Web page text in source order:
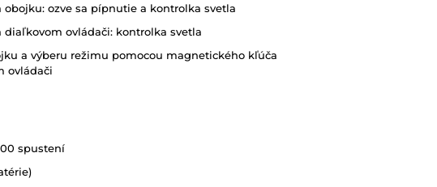
ozve sa pípnutie a kontrolka svetla
ovládači: kontrolka svetla
a výberu režimu pomocou magnetického kľúča
ovládači
spustení